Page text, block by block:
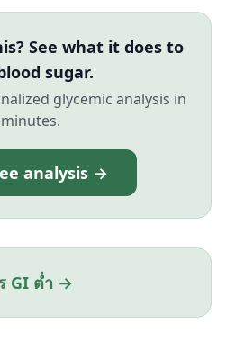
See what it does to
sugar.
glycemic analysis in
analysis →
GI ต่ำ →